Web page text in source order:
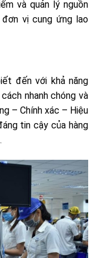
và quản lý nguồn
vị cung ứng lao
đến với khả năng
nhanh chóng và
– Chính xác – Hiệu
tin cậy của hàng